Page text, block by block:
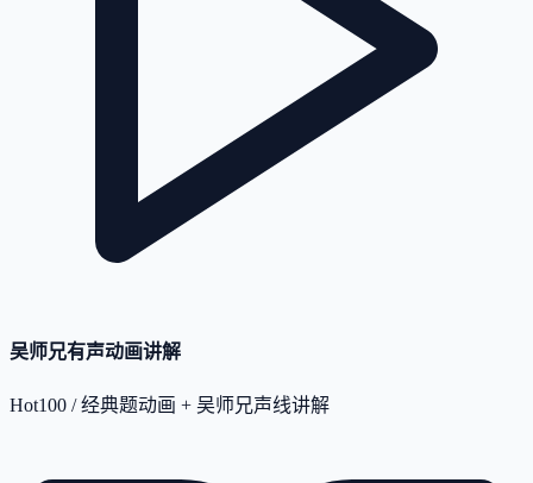
吴师兄有声动画讲解
Hot100 / 经典题动画 + 吴师兄声线讲解